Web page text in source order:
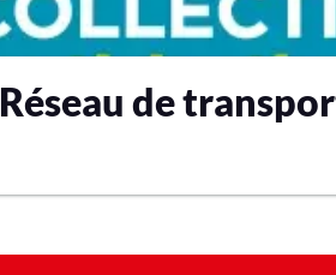
Réseau de